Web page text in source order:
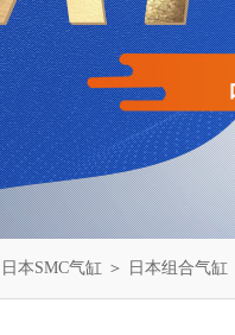
日本SMC气缸 ＞ 日本组合气缸